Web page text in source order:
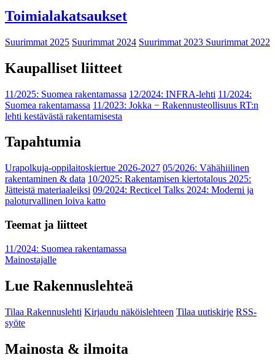
Toimialakatsaukset
Suurimmat 2025 Suurimmat 2024 Suurimmat 2023 Suurimmat 2022
Kaupalliset liitteet
11/2025: Suomea rakentamassa 12/2024: INFRA-lehti 11/2024:
Suomea rakentamassa 11/2023: Jokka − Rakennusteollisuus RT:n
lehti kestävästä rakentamisesta
Tapahtumia
Urapolkuja-oppilaitoskiertue 2026-2027 05/2026: Vähähiilinen
rakentaminen & data 10/2025: Rakentamisen kiertotalous 2025:
Jätteistä materiaaleiksi 09/2024: Recticel Talks 2024: Moderni ja
paloturvallinen loiva katto
Teemat ja liitteet
11/2024: Suomea rakentamassa
Mainostajalle
Lue Rakennuslehteä
Tilaa Rakennuslehti Kirjaudu näköislehteen Tilaa uutiskirje RSS-
syöte
Mainosta & ilmoita